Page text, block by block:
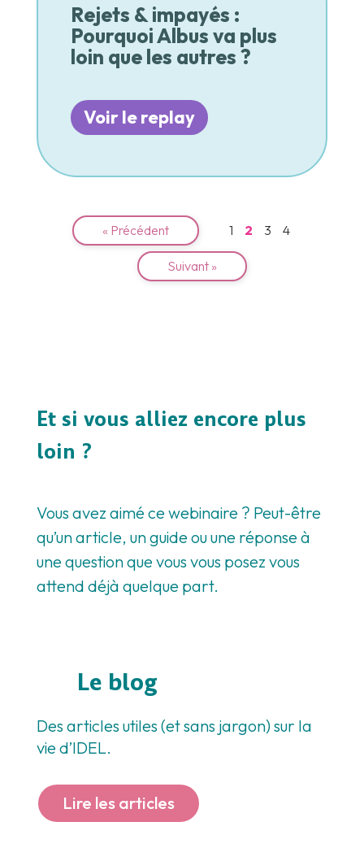
Rejets & impayés :
Pourquoi Albus va plus
loin que les autres ?
Voir le replay
« Précédent 1 2 3 4
Suivant »
Et si vous alliez encore plus
loin ?
Vous avez aimé ce webinaire ? Peut-être
qu’un article, un guide ou une réponse à
une question que vous vous posez vous
attend déjà quelque part.
Le blog
Des articles utiles (et sans jargon) sur la
vie d’IDEL.
Lire les articles